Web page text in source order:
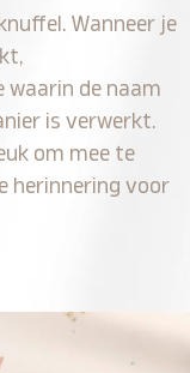
Wanneer je
waarin de naam
is verwerkt.
om mee te
herinnering voor